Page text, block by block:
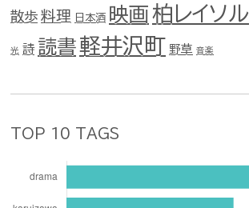
散歩 料理 日本酒 映画 柏レイソル
光 詩 読書軽井沢町 野草 音楽
TOP 10 TAGS